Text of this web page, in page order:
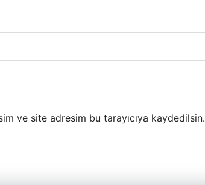
ve site adresim bu tarayıcıya kaydedilsin.